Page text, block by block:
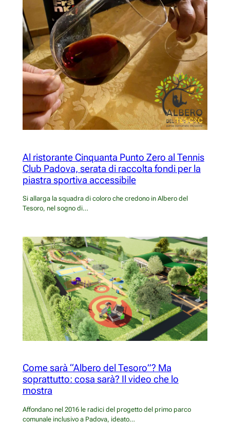
Al ristorante Cinquanta Punto Zero al Tennis
Club Padova, serata di raccolta fondi per la
piastra sportiva accessibile
Si allarga la squadra di coloro che credono in Albero del
Tesoro, nel sogno di…
Come sarà “Albero del Tesoro”? Ma
soprattutto: cosa sarà? Il video che lo
mostra
Affondano nel 2016 le radici del progetto del primo parco
comunale inclusivo a Padova, ideato…